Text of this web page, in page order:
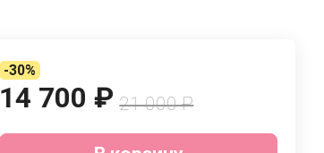
-30%
14 700 ₽ 21 000 ₽